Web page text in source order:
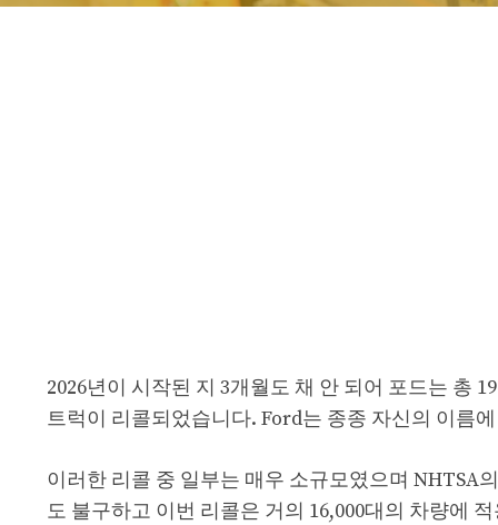
2026년이 시작된 지 3개월도 채 안 되어 포드는 총
트럭이 리콜되었습니다. Ford는 종종 자신의 이름
이러한 리콜 중 일부는 매우 소규모였으며 NHTSA
도 불구하고 이번 리콜은 거의 16,000대의 차량에